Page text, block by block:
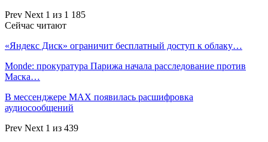
Prev Next 1 из 1 185
Сейчас читают
«Яндекс Диск» ограничит бесплатный доступ к облаку…
Monde: прокуратура Парижа начала расследование против
Маска…
В мессенджере MAX появилась расшифровка
аудиосообщений
Prev Next 1 из 439